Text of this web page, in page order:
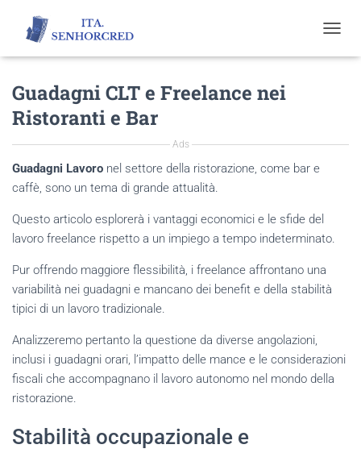
O
A
I
Guadagni CLT e Freelance nei
Ristoranti e Bar
Ads
Guadagni Lavoro nel settore della ristorazione, come bar e
caffè, sono un tema di grande attualità.
Questo articolo esplorerà i vantaggi economici e le sfide del
lavoro freelance rispetto a un impiego a tempo indeterminato.
Pur offrendo maggiore flessibilità, i freelance affrontano una
variabilità nei guadagni e mancano dei benefit e della stabilità
tipici di un lavoro tradizionale.
Analizzeremo pertanto la questione da diverse angolazioni,
inclusi i guadagni orari, l’impatto delle mance e le considerazioni
fiscali che accompagnano il lavoro autonomo nel mondo della
ristorazione.
Stabilità occupazionale e